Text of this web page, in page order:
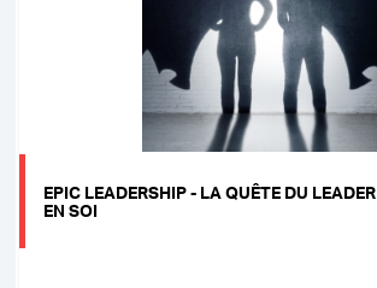
EPIC LEADERSHIP - LA QUÊTE DU LEADER
EN SOI